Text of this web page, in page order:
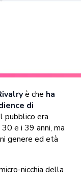
è che ha
di
pubblico era
e i 39 anni, ma
genere ed età
nicchia della